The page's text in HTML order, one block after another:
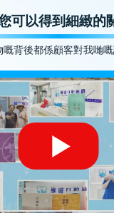
可以得到細緻的
嘅背後都係顧客對我哋